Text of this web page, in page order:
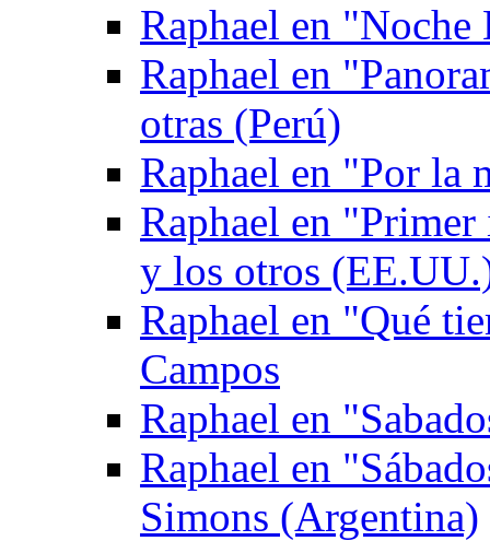
Raphael en "Noche
Raphael en
otras (Perú)
Raphael en "Por la
Raphael en
y los otros
Raphael en "Qué
Campos
Raphael en
Raphael en
Simons (Argentina)